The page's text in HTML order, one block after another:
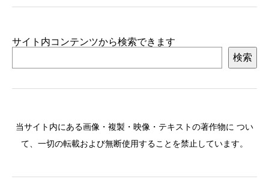
サイト内コンテンツから検索できます
検索
当サイト内にある画像・複製・映像・テキストの著作物に つい
て、一切の転載および無断使用することを禁止しています。